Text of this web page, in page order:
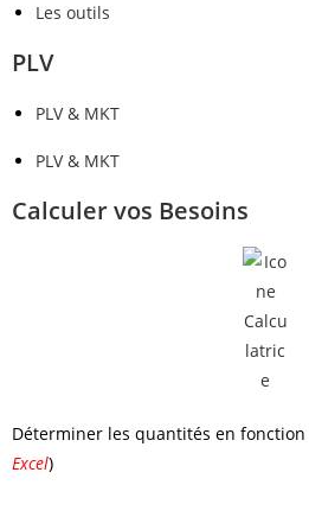
Les outils
PLV
PLV & MKT
PLV & MKT
Calculer vos Besoins
Déterminer les quantités en
Excel)